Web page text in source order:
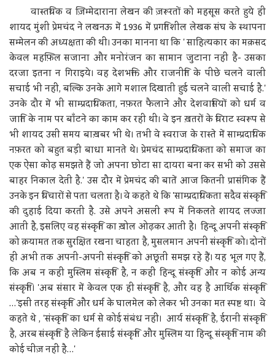
वास्तविक व ज़िम्मेदाराना लेखन की ज़रूरतों को महसूस करते हुये ही
शायद मुंशी प्रेमचंद ने लखनऊ में 1936 में प्रगतिशील लेखक संघ के स्थापना
सम्मेलन की अध्यक्षता की थी। उनका मानना था कि ' साहित्‍यकार का मक़सद
केवल महफ़िल सजाना और मनोरंजन का सामान जुटाना नहीं है- उसका
दरजा इतना न गिराइये। वह देशभक्ति और राजनीति के पीछे चलने वाली
सचाई भी नहीं, बल्कि उनके आगे मशाल दिखाती हुई चलने वाली सचाई है.'
उनके दौर में भी साम्प्रदायिकता, नफ़रत फैलाने और देशवासियों को धर्म व
जाति के नाम पर बाँटने का काम कर रही थी। वे इन ख़तरों के विराट स्वरूप से
भी शायद उसी समय बाख़बर भी थे। तभी वे स्वराज के रास्ते में साम्प्रदायिक
नफ़रत को बहुत बड़ी बाधा मानते थे। प्रेमचंद साम्प्रदायिकता को समाज का
एक ऐसा कोढ़ समझते हैं जो अपना छोटा सा दायरा बना कर सभी को उससे
बाहर निकाल देती है.' उस दौर में प्रेमचंद की बातें आज कितनी प्रासंगिक हैं
उनके इन विचारों से पता चलता है। वे कहते थे कि 'साम्प्रदायिकता सदैव संस्कृति
की दुहाई दिया करती है. उसे अपने असली रूप में निकलते शायद लज्जा
आती है, इसलिए वह संस्कृति का ख़ोल ओढ़कर आती है। हिन्दू अपनी संस्कृति
को क़यामत तक सुरक्षित रखना चाहता है, मुसलमान अपनी संस्कृति को। दोनों
ही अभी तक अपनी-अपनी संस्कृति को अछूती समझ रहे हैं। यह भूल गए हैं,
कि अब न कहीं मुस्लिम संस्कृति है, न कहीं हिन्दू संस्कृति और न कोई अन्य
संस्कृति। 'अब संसार में केवल एक ही संस्कृति है, और वह है आर्थिक संस्कृति
…'इसी तरह संस्कृति और धर्म के घालमेल को लेकर भी उनका मत स्पष्ट था। वे
कहते थे , 'संस्कृति का धर्म से कोई संबंध नहीं। आर्य संस्कृति है, ईरानी संस्कृति
है, अरब संस्कृति है लेकिन ईसाई संस्कृति और मुस्लिम या हिन्दू संस्कृति नाम की
कोई चीज़ नहीं है…'